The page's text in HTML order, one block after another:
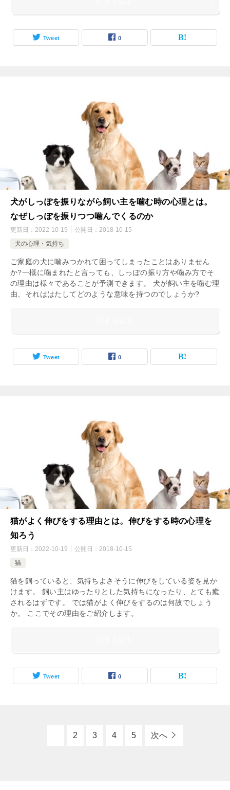
Tweet 0
犬がしっぽを振りながら飼い主を噛む時の心理とは。
なぜしっぽを振りつつ噛んでくるのか
更新日： 2022-10-19 公開日： 2018-10-15
犬の心理・気持ち
ご家庭の犬に噛みつかれて困ってしまったことはありません
か?一概に噛まれたと言っても、しっぽの振り方や噛み方でそ
の理由は様々であることが予測できます。 犬が飼い主を噛む理
由、それははたしてどのような意味を持つのでしょうか?
Tweet 0
猫がよく伸びをする理由とは。伸びをする時の心理を
知ろう
更新日： 2022-10-19 公開日： 2018-10-15
猫
猫を飼っていると、気持ちよさそうに伸びをしている姿を見か
けます。 飼い主はゆったりとした気持ちになったり、とても癒
されるはずです。 では猫がよく伸びをするのは何故でしょう
か。 ここでその理由をご紹介します。
Tweet 0
2 3 4 5 次へ